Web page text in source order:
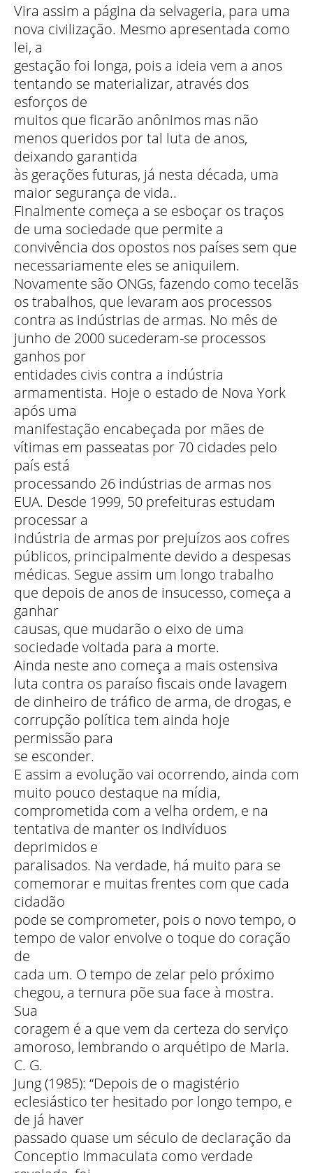
Vira assim a página da selvageria, para uma
nova civilização. Mesmo apresentada como
lei, a
gestação foi longa, pois a ideia vem a anos
tentando se materializar, através dos
esforços de
muitos que ficarão anônimos mas não
menos queridos por tal luta de anos,
deixando garantida
às gerações futuras, já nesta década, uma
maior segurança de vida..
Finalmente começa a se esboçar os traços
de uma sociedade que permite a
convivência dos opostos nos países sem que
necessariamente eles se aniquilem.
Novamente são ONGs, fazendo como tecelãs
os trabalhos, que levaram aos processos
contra as indústrias de armas. No mês de
junho de 2000 sucederam-se processos
ganhos por
entidades civis contra a indústria
armamentista. Hoje o estado de Nova York
após uma
manifestação encabeçada por mães de
vítimas em passeatas por 70 cidades pelo
país está
processando 26 indústrias de armas nos
EUA. Desde 1999, 50 prefeituras estudam
processar a
indústria de armas por prejuízos aos cofres
públicos, principalmente devido a despesas
médicas. Segue assim um longo trabalho
que depois de anos de insucesso, começa a
ganhar
causas, que mudarão o eixo de uma
sociedade voltada para a morte.
Ainda neste ano começa a mais ostensiva
luta contra os paraíso fiscais onde lavagem
de dinheiro de tráfico de arma, de drogas, e
corrupção política tem ainda hoje
permissão para
se esconder.
E assim a evolução vai ocorrendo, ainda com
muito pouco destaque na mídia,
comprometida com a velha ordem, e na
tentativa de manter os indivíduos
deprimidos e
paralisados. Na verdade, há muito para se
comemorar e muitas frentes com que cada
cidadão
pode se comprometer, pois o novo tempo, o
tempo de valor envolve o toque do coração
de
cada um. O tempo de zelar pelo próximo
chegou, a ternura põe sua face à mostra.
Sua
coragem é a que vem da certeza do serviço
amoroso, lembrando o arquétipo de Maria.
C. G.
Jung (1985): “Depois de o magistério
eclesiástico ter hesitado por longo tempo, e
de já haver
passado quase um século de declaração da
Conceptio Immaculata como verdade